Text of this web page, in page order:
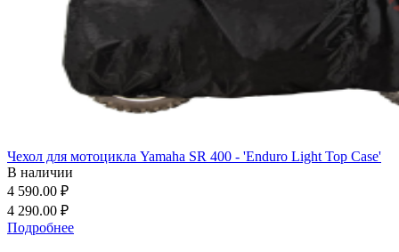
Чехол для мотоцикла Yamaha SR 400 - 'Enduro Light Top Case'
В наличии
4 590.00 ₽
4 290.00 ₽
Подробнее